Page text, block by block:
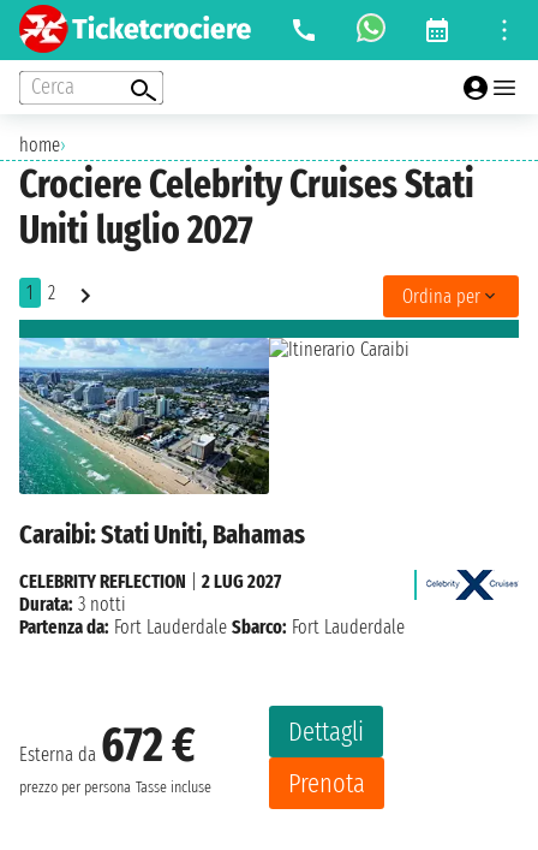
Cerca
home›
Crociere Celebrity Cruises Stati
Uniti luglio 2027
1 2 Ordina per
Caraibi: Stati Uniti, Bahamas
Esterna da 672 €
prezzo per persona Tasse incluse
Dettagli
Prenota
CELEBRITY REFLECTION
2 LUG 2027
Durata: 3 notti
Partenza da: Fort Lauderdale Sbarco: Fort Lauderdale